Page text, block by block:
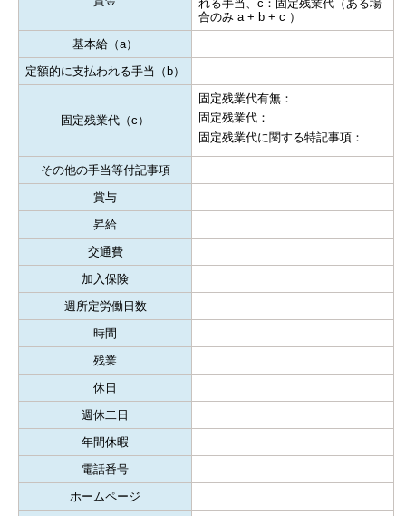
れる手当、c：固定残業代（ある場
合のみ a + b + c ）
基本給（a）
定額的に支払われる手当（b）
固定残業代（c）
固定残業代有無：
固定残業代：
固定残業代に関する特記事項：
その他の手当等付記事項
賞与
昇給
交通費
加入保険
週所定労働日数
時間
残業
休日
週休二日
年間休暇
電話番号
ホームページ